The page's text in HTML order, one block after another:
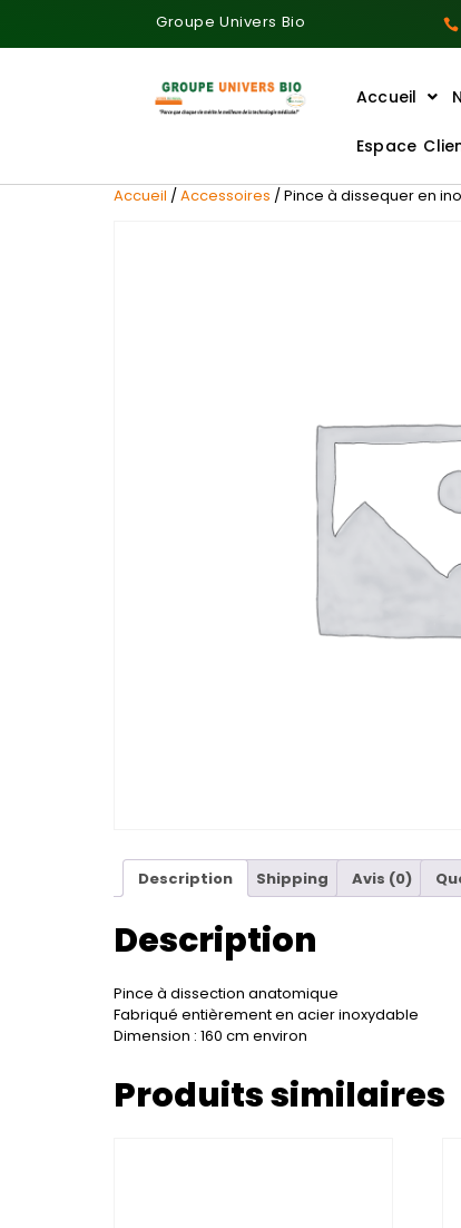
Groupe Univers Bio
Accueil
Espace
Accueil /Accessoires / Pince à dissequer en
Description Shipping Avis (0)
Description
Pince à dissection anatomique
Fabriqué entièrement en acier inoxydable
Dimension : 160 cm environ
Produits similaires